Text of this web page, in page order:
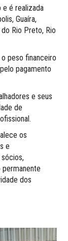
e é realizada
Guaíra,
do Rio Preto, Rio
peso financeiro
pagamento
e seus
de
os
e
permanente
dos